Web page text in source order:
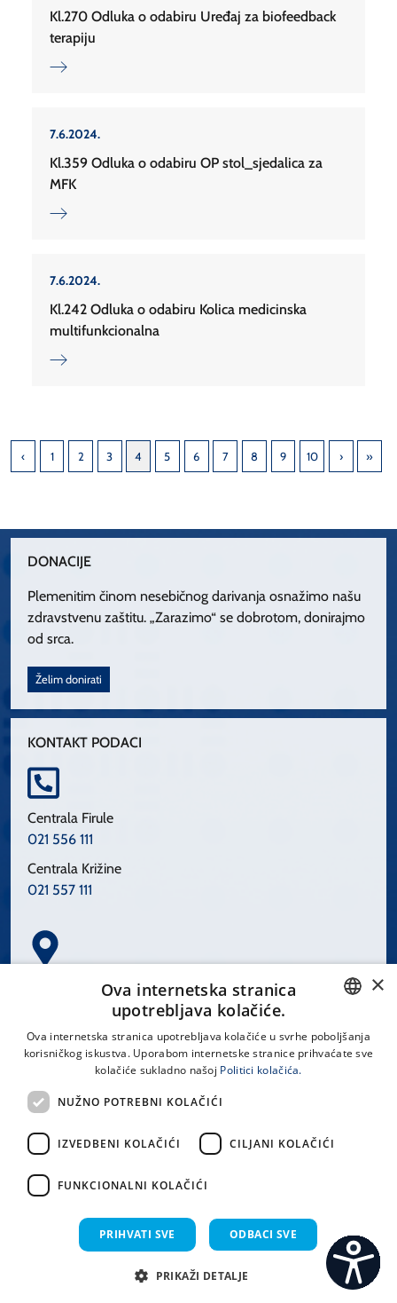
Kl.270 Odluka o odabiru Uređaj za biofeedback
terapiju
7.6.2024.
Kl.359 Odluka o odabiru OP stol_sjedalica za
MFK
7.6.2024.
Kl.242 Odluka o odabiru Kolica medicinska
multifunkcionalna
1 2 3 4 5 6 7 8 9 10
DONACIJE
Plemenitim činom nesebičnog darivanja osnažimo našu
zdravstvenu zaštitu. „Zarazimo“ se dobrotom, donirajmo
od srca.
Želim donirati
KONTAKT PODACI
Centrala Firule
021 556 111
Centrala Križine
021 557 111
Spinčićeva 1, 21000 Split
LINKOVI
Uvjeti korištenja
CROATIAN
×
Ova internetska stranica
upotrebljava kolačiće.
Ova internetska stranica upotrebljava kolačiće u svrhe poboljšanja
korisničkog iskustva. Uporabom internetske stranice prihvaćate sve
kolačiće sukladno našoj Politici kolačića.
NUŽNO POTREBNI KOLAČIĆI
IZVEDBENI KOLAČIĆI CILJANI KOLAČIĆI
FUNKCIONALNI KOLAČIĆI
PRIHVATI SVE ODBACI SVE
PRIKAŽI DETALJE